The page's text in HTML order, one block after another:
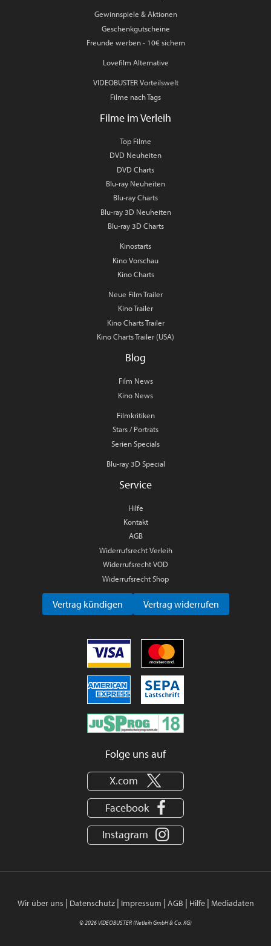
Gewinnspiele & Aktionen
Geschenkgutscheine
Freunde werben - 10€ sichern
Lovefilm Alternative
VIDEOBUSTER Vorteilswelt
Filme nach Tags
Filme im Verleih
Top Filme
DVD Neuheiten
DVD Charts
Blu-ray Neuheiten
Blu-ray Charts
Blu-ray 3D Neuheiten
Blu-ray 3D Charts
Kinostarts
Kino Vorschau
Kino Charts
Neue Film Trailer
Kino Trailer
Kino Charts Trailer
Kino Charts Trailer (USA)
Blog
Film News
Kino News
Filmkritiken
Stars / Porträts
Serien Specials
Blu-ray 3D Special
Service
Hilfe
Kontakt
AGB
Widerrufsrecht Verleih
Widerrufsrecht VOD
Widerrufsrecht Shop
Vertrag kündigen Vertrag widerrufen
Folge uns auf
X.com
Facebook
Instagram
Wir über uns | Datenschutz| Impressum | AGB | Hilfe| Mediadaten
© 2026 VIDEOBUSTER (Netleih GmbH & Co. KG)